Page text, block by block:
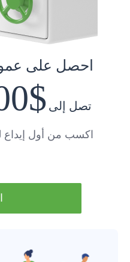
احصل على
تصل إلى $2000
اكسب من أول إيداع